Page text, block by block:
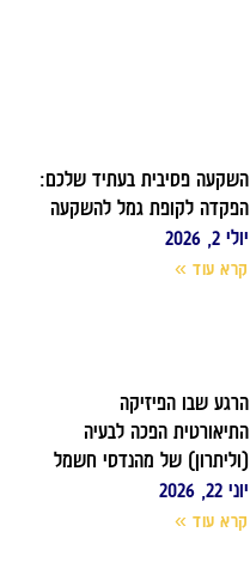
השקעה פסיבית בעתיד שלכם:
הפקדה לקופת גמל להשקעה
יולי 2, 2026
קרא עוד »
הרגע שבו הפיזיקה
התיאורטית הפכה לבעיה
(וליתרון) של מהנדסי חשמל
יוני 22, 2026
קרא עוד »